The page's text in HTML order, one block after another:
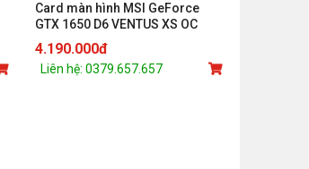
Card màn hình MSI GeForce
GTX 1650 D6 VENTUS XS OC
(4GB DDR6/128-
bit/HDMI+DP+DVI)
4.190.000đ
Liên hệ: 0379.657.657